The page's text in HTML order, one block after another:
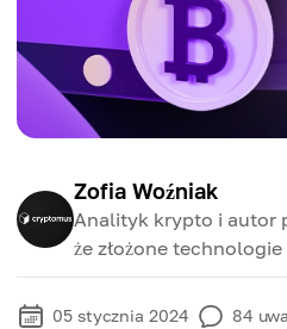
Zofia Woźniak
Analityk krypto i autor
że złożone technologie
05 stycznia 2024 84